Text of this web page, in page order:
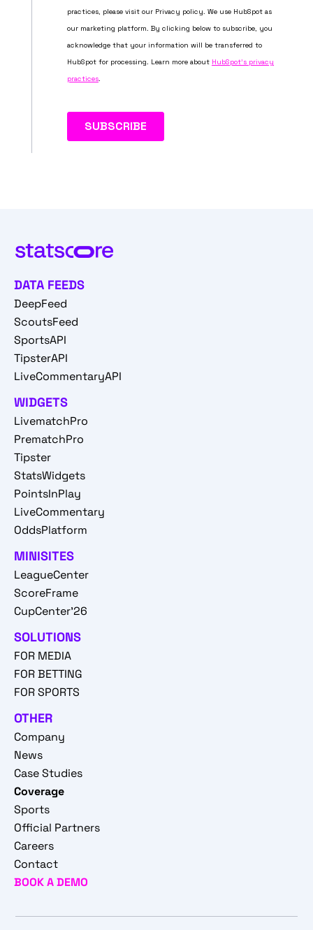
DATA FEEDS
DeepFeed
ScoutsFeed
SportsAPI
TipsterAPI
LiveCommentaryAPI
WIDGETS
LivematchPro
PrematchPro
Tipster
StatsWidgets
PointsInPlay
LiveCommentary
OddsPlatform
MINISITES
LeagueCenter
ScoreFrame
CupCenter'26
SOLUTIONS
FOR MEDIA
FOR BETTING
FOR SPORTS
OTHER
Company
News
Case Studies
Coverage
Sports
Official Partners
Careers
Contact
BOOK A DEMO